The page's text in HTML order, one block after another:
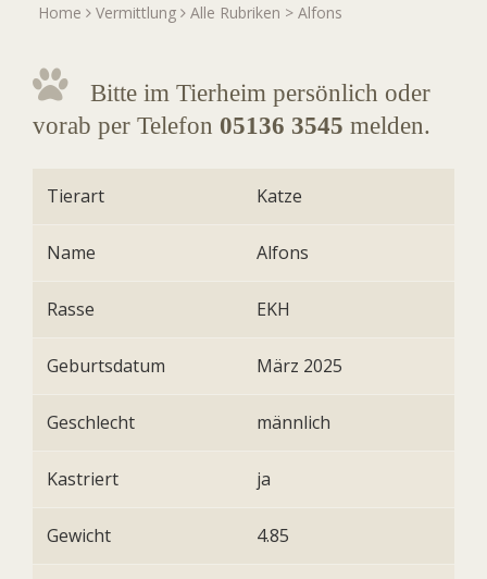
Home Vermittlung Alle Rubriken > Alfons
Bitte im Tierheim persönlich oder
vorab per Telefon 05136 3545 melden.
Tierart Katze
Name Alfons
Rasse EKH
Geburtsdatum März 2025
Geschlecht männlich
Kastriert ja
Gewicht 4.85